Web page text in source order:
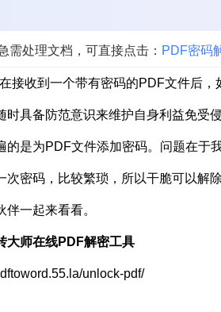
需处理文档，可直接点击： PDF密码
接收到一个带有密码的PDF文件后
时具备防范意识来维护自身利益免受
的是为PDF文件添加密码。问题在于
次密码，比较繁琐，所以干脆可以解
一起来看看。
大师在线PDF解密工具
unlock-pdf/